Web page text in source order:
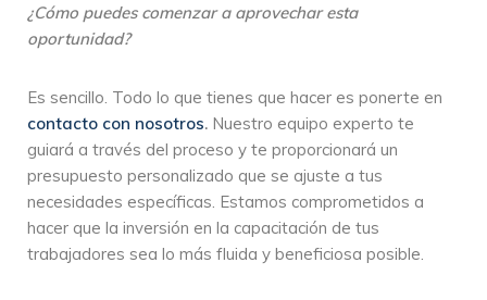
¿Cómo puedes comenzar a aprovechar esta
oportunidad?
Es sencillo. Todo lo que tienes que hacer es ponerte en
contacto con nosotros. Nuestro equipo experto te
guiará a través del proceso y te proporcionará un
presupuesto personalizado que se ajuste a tus
necesidades específicas. Estamos comprometidos a
hacer que la inversión en la capacitación de tus
trabajadores sea lo más fluida y beneficiosa posible.